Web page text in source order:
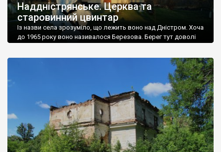
Наддністрянське. Церква та
старовинний цвинтар
Із назви села зрозуміло, що лежить воно над Дністром. Хоча
до 1965 року воно називалося Березова. Берег тут доволі
Наддністрянське відрізняється від більшості навколишніх
сіл. У селі є мурована Михайлівська церква. Точної дати […]